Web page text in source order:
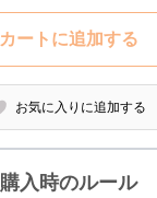
カートに追加する
お気に入りに追加する
購入時のルール